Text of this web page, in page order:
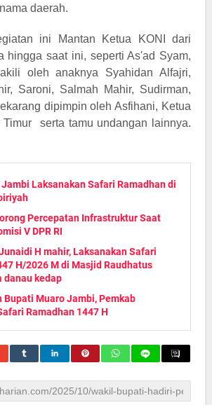
daerah.
ini Mantan Ketua KONI dari
hingga saat ini, seperti As'ad Syam,
oleh anaknya Syahidan Alfajri,
Saroni, Salmah Mahir, Sudirman,
dipimpin oleh Asfihani, Ketua
Timur serta tamu undangan lainnya.
Laksanakan Safari Ramadhan di
Percepatan Infrastruktur Saat
V DPR RI
H mahir, Laksanakan Safari
H/2026 M di Masjid Raudhatus
danau kedap
Bupati Muaro Jambi, Pemkab
Ramadhan 1447 H